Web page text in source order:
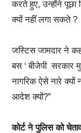
करते हुए, उन्होंने पूछा
क्यों नहीं लगा सकते ?
जस्टिस जामदार ने
बस ‘ बीजेपी सरकार
नागरिक ऐसे नारे
आदेश क्यों?”
कोर्ट ने पुलिस को